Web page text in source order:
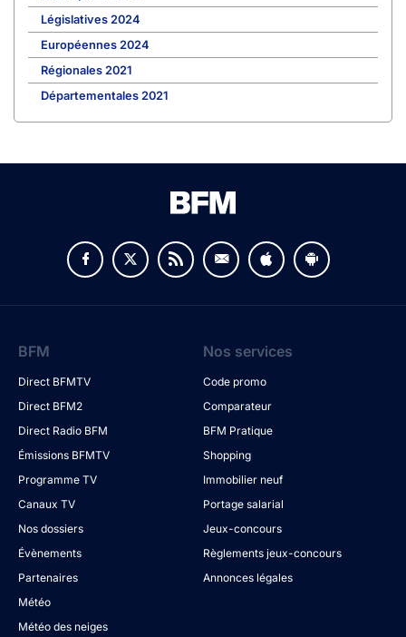
Législatives 2024
Européennes 2024
Régionales 2021
Départementales 2021
BFM
Direct BFMTV
Direct BFM2
Direct Radio BFM
Émissions BFMTV
Programme TV
Canaux TV
Nos dossiers
Évènements
Partenaires
Météo
Météo des neiges
Nos services
Code promo
Comparateur
BFM Pratique
Shopping
Immobilier neuf
Portage salarial
Jeux-concours
Règlements jeux-concours
Annonces légales